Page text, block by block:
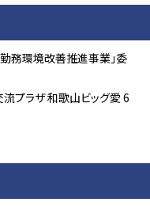
務環境改善推進事業」委
プラザ 和歌山ビッグ愛 6